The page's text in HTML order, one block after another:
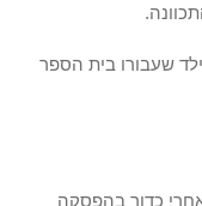
שעבורו בית הספר
כדור בהפסקה